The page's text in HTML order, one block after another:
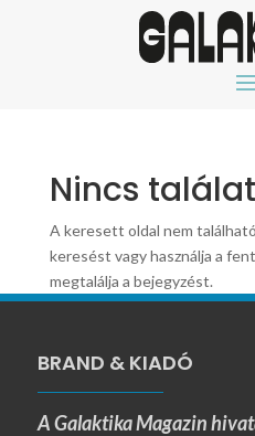
Nincs találat
A keresett oldal nem
keresést vagy használja a
megtalálja a bejegyzést.
BRAND & KIADÓ
A Galaktika Magazin